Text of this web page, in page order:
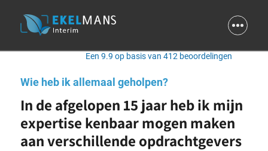
Wie heb ik allemaal geholpen?
In de afgelopen 15 jaar heb ik mijn
expertise kenbaar mogen maken
aan verschillende opdrachtgevers
9.9
Een 9.9 op basis van 412 beoordelingen